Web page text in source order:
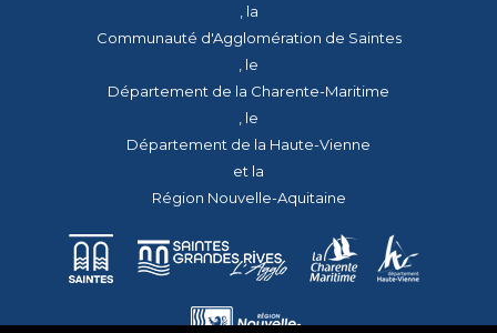
, la
Communauté d'Agglomération de Saintes
, le
Département de la Charente-Maritime
, le
Département de la Haute-Vienne
et la
Région Nouvelle-Aquitaine